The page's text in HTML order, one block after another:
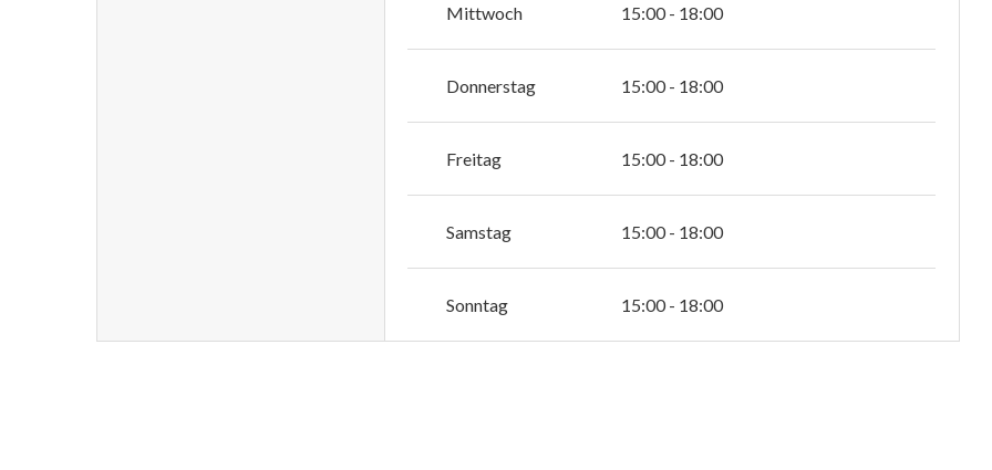
Mittwoch 15:00 - 18:00
Donnerstag 15:00 - 18:00
Freitag 15:00 - 18:00
Samstag 15:00 - 18:00
Sonntag 15:00 - 18:00